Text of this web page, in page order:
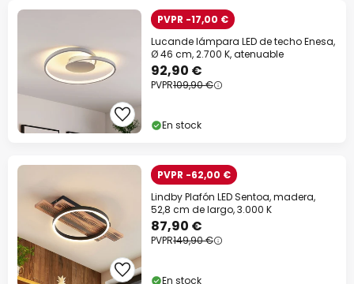
PVPR -17,00 €
Lucande lámpara LED de techo Enesa,
Ø 46 cm, 2.700 K, atenuable
92,90 €
PVPR109,90 €
En stock
PVPR -62,00 €
Lindby Plafón LED Sentoa, madera,
52,8 cm de largo, 3.000 K
87,90 €
PVPR149,90 €
En stock